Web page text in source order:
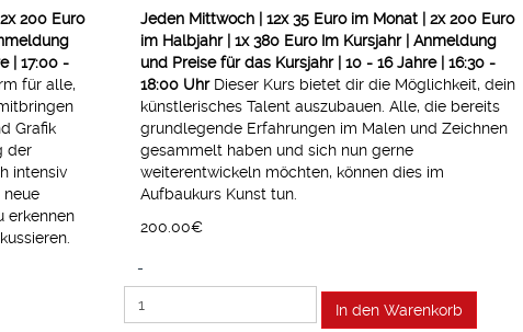
200 Euro
| 17:00 -
für alle,
Grafik
der
intensiv
neue
erkennen
Jeden Mittwoch | 12x 35 Euro im Monat | 2x 200 Euro
im Halbjahr | 1x 380 Euro Im Kursjahr | Anmeldung
und Preise für das Kursjahr | 10 - 16 Jahre | 16:30 -
18:00 UhrDieser Kurs bietet dir die Möglichkeit, dein
künstlerisches Talent auszubauen. Alle, die bereits
grundlegende Erfahrungen im Malen und Zeichnen
gesammelt haben und sich nun gerne
weiterentwickeln möchten, können dies im
Aufbaukurs Kunst tun.
200.00‎€
-